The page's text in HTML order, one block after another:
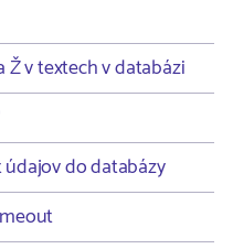
Ž v textech v databázi
do databázy